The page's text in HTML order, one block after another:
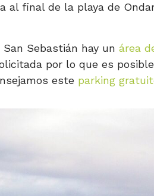
al final de la playa de
Sebastián hay un área
por lo que es
este parking